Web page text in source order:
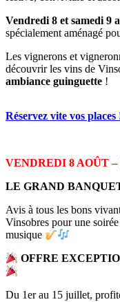
Vendredi 8 et samedi 9
spécialement aménagé
Les vignerons et
découvrir les vins de
ambiance guinguette !
Réservez vite vos places
VENDREDI 8 AOÛT –
LE GRAND
Avis à tous les bons
Vinsobres pour une
musique
OFFRE
Du 1er au 15 juillet,